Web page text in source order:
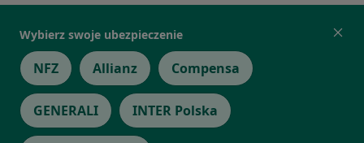
Wybierz swoje ubezpieczenie
NFZ Allianz Compensa
GENERALI INTER Polska